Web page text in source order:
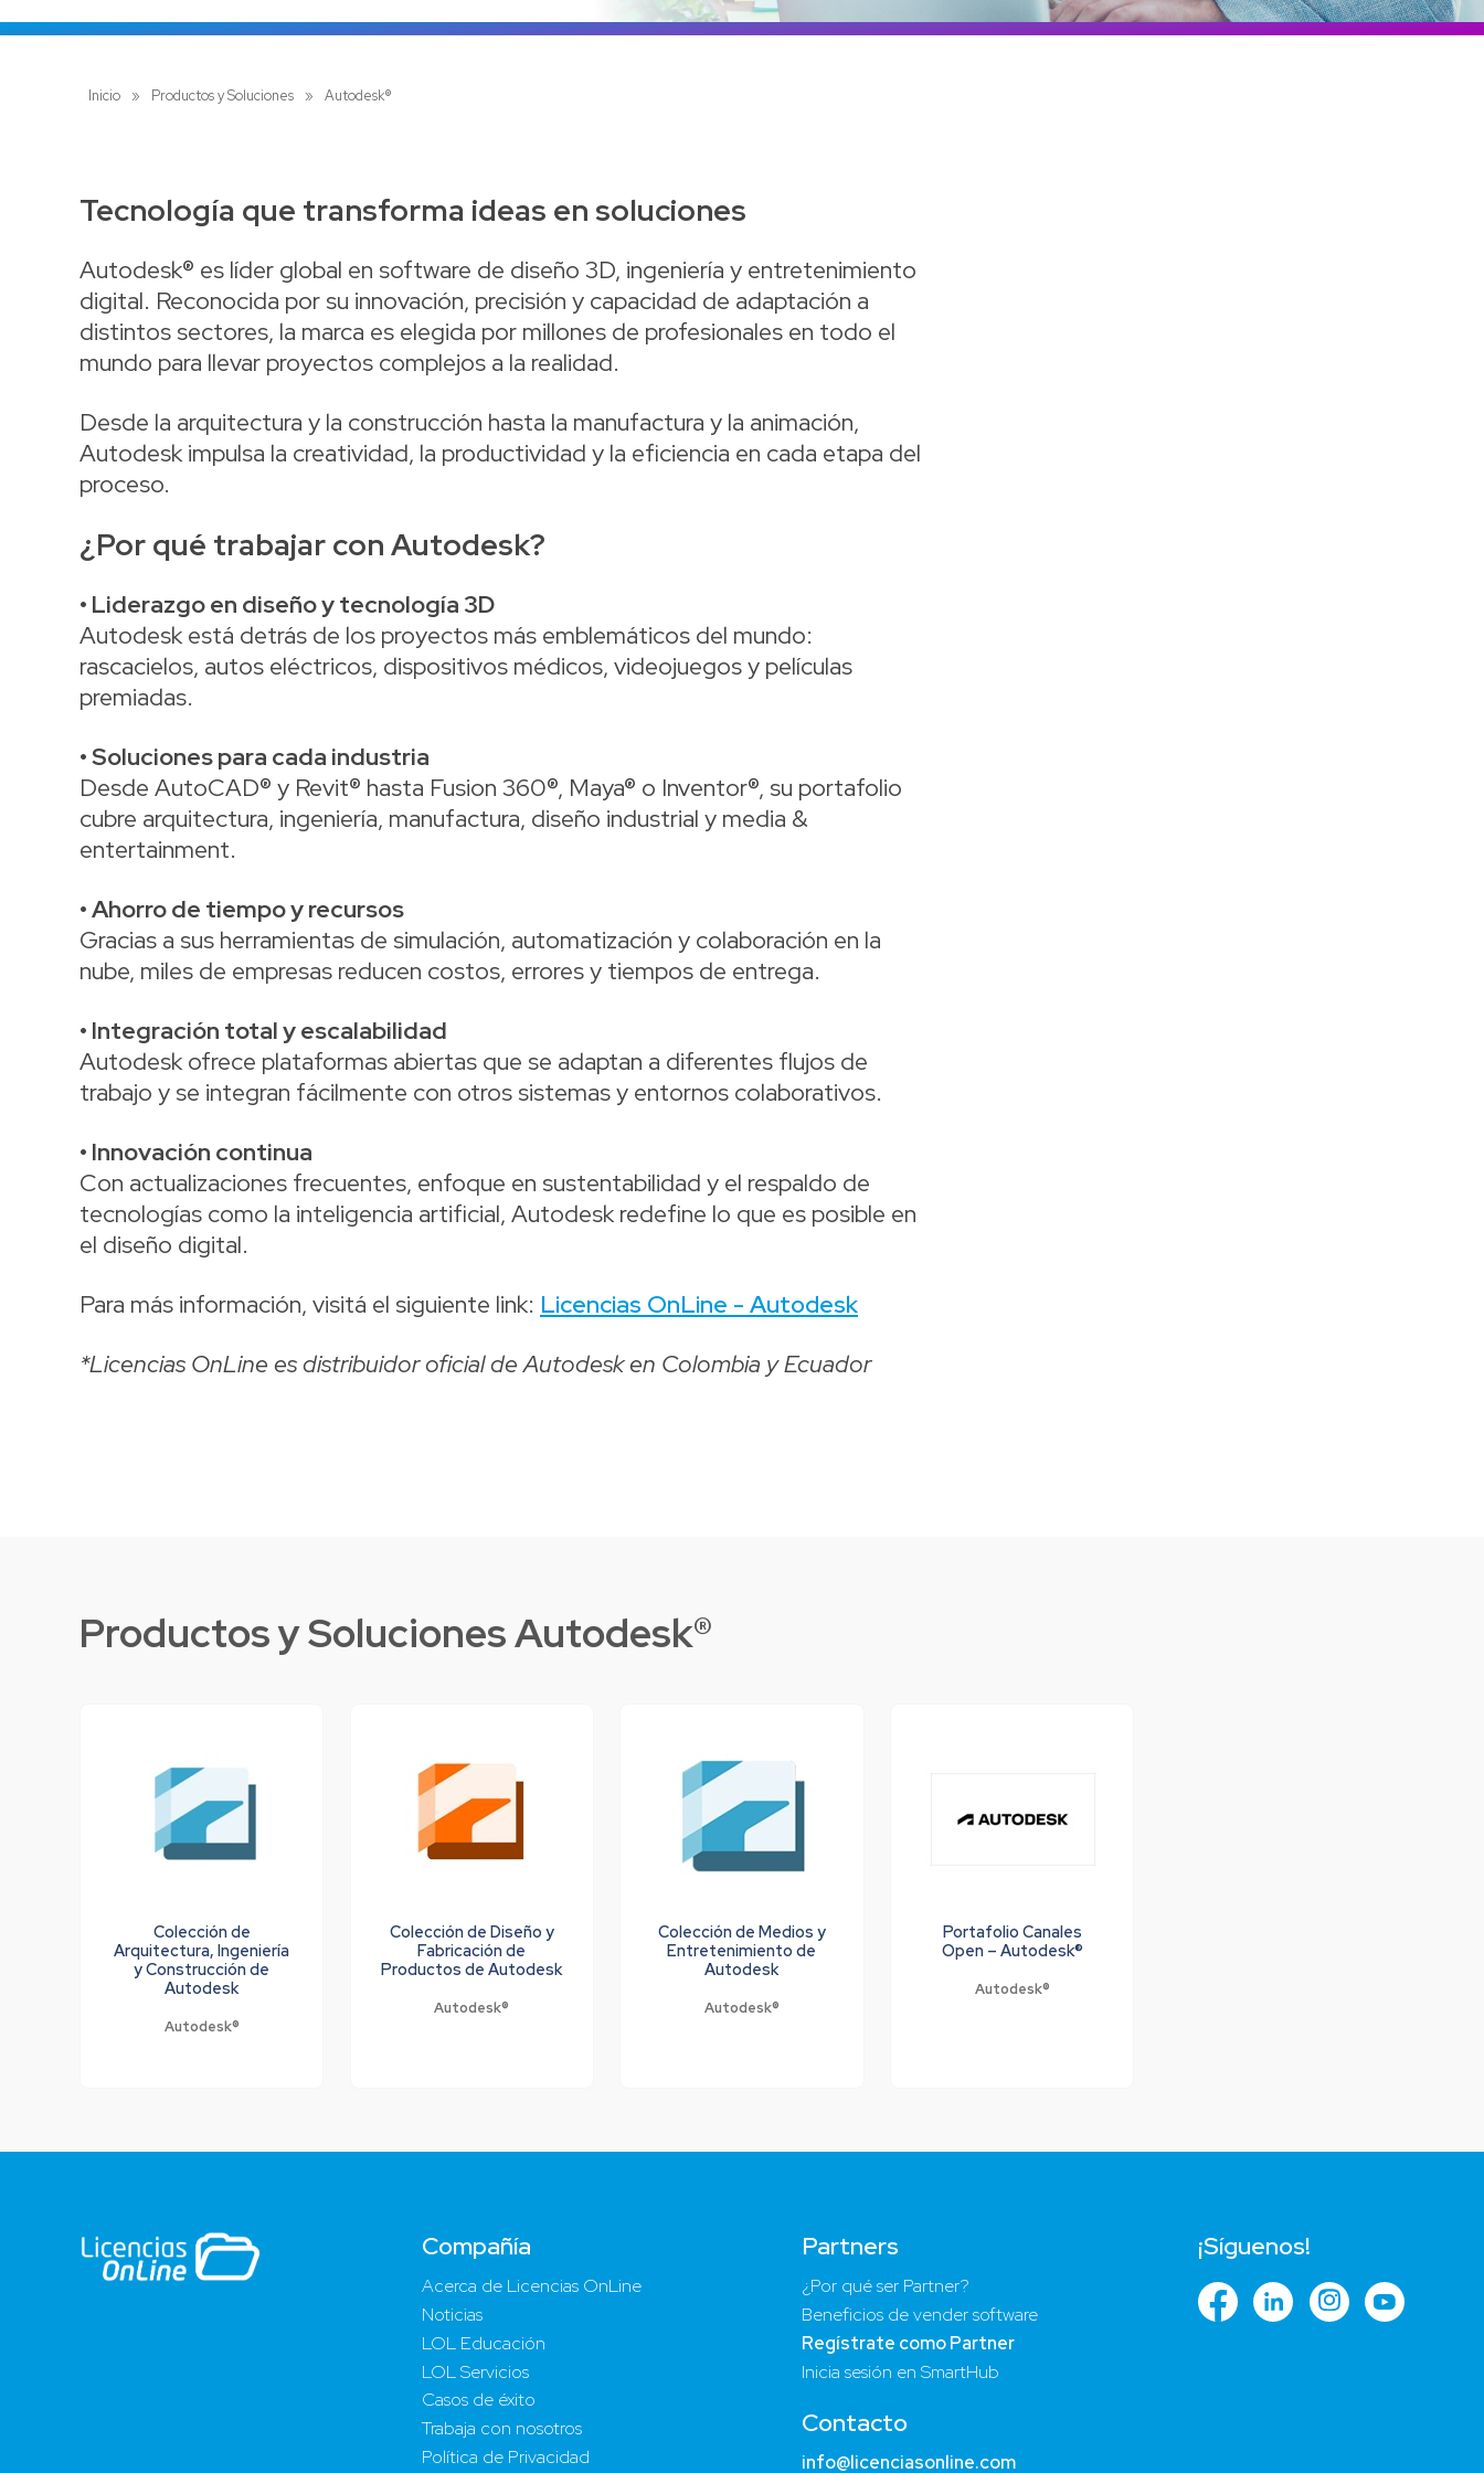
Colombia
Inicio » Productos y Soluciones » Autodesk®
Tecnología que transforma ideas en soluciones
Autodesk® es líder global en software de diseño 3D, ingeniería y entretenimiento
digital. Reconocida por su innovación, precisión y capacidad de adaptación a
distintos sectores, la marca es elegida por millones de profesionales en todo el
mundo para llevar proyectos complejos a la realidad.
Desde la arquitectura y la construcción hasta la manufactura y la animación,
Autodesk impulsa la creatividad, la productividad y la eficiencia en cada etapa del
proceso.
¿Por qué trabajar con Autodesk?
• Liderazgo en diseño y tecnología 3D
Autodesk está detrás de los proyectos más emblemáticos del mundo:
rascacielos, autos eléctricos, dispositivos médicos, videojuegos y películas
premiadas.
• Soluciones para cada industria
Desde AutoCAD® y Revit® hasta Fusion 360®, Maya® o Inventor®, su portafolio
cubre arquitectura, ingeniería, manufactura, diseño industrial y media &
entertainment.
• Ahorro de tiempo y recursos
Gracias a sus herramientas de simulación, automatización y colaboración en la
nube, miles de empresas reducen costos, errores y tiempos de entrega.
• Integración total y escalabilidad
Autodesk ofrece plataformas abiertas que se adaptan a diferentes flujos de
trabajo y se integran fácilmente con otros sistemas y entornos colaborativos.
• Innovación continua
Con actualizaciones frecuentes, enfoque en sustentabilidad y el respaldo de
tecnologías como la inteligencia artificial, Autodesk redefine lo que es posible en
el diseño digital.
Para más información, visitá el siguiente link: Licencias OnLine - Autodesk
*Licencias OnLine es distribuidor oficial de Autodesk en Colombia y Ecuador
Productos y Soluciones Autodesk®
Colección de
Arquitectura, Ingeniería
y Construcción de
Autodesk
Autodesk®
Colección de Diseño y
Fabricación de
Productos de Autodesk
Autodesk®
Colección de Medios y
Entretenimiento de
Autodesk
Autodesk®
Portafolio Canales
Open – Autodesk®
Autodesk®
Compañía
Acerca de Licencias OnLine
Noticias
LOL Educación
LOL Servicios
Casos de éxito
Trabaja con nosotros
Política de Privacidad
Partners
¿Por qué ser Partner?
Beneficios de vender software
Regístrate como Partner
Inicia sesión en SmartHub
Contacto
info@licenciasonline.com
¡Síguenos!